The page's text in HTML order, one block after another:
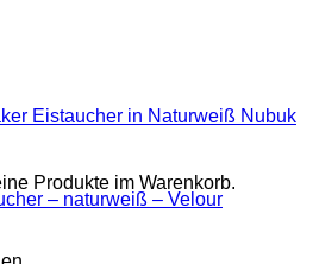
Produkte im Warenkorb.
– naturweiß – Velour